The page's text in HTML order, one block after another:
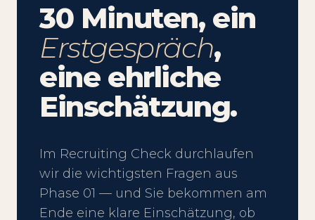
30 Minuten, ein
Erstgespräch,
eine ehrliche
Einschätzung.
Im Recruiting Check durchlaufen
wir die wichtigsten Fragen aus
Phase 01 — und Sie bekommen am
Ende eine klare Einschätzung, ob